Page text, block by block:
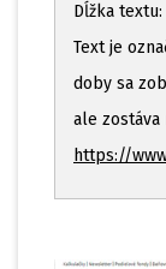
Dĺžka
Text je
doby sa
ale zostáva
https://